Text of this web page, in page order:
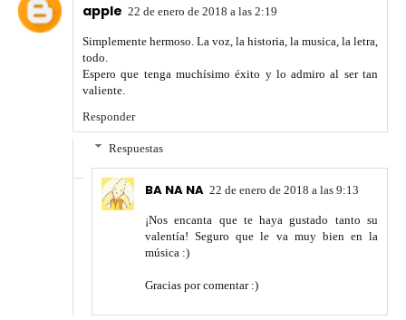
apple 22 de enero de 2018 a las 2:19
Simplemente hermoso. La voz, la historia, la musica, la letra,
todo.
Espero que tenga muchísimo éxito y lo admiro al ser tan
valiente.
Responder
Respuestas
BA NA NA 22 de enero de 2018 a las 9:13
¡Nos encanta que te haya gustado tanto su
valentía! Seguro que le va muy bien en la
música :)
Gracias por comentar :)